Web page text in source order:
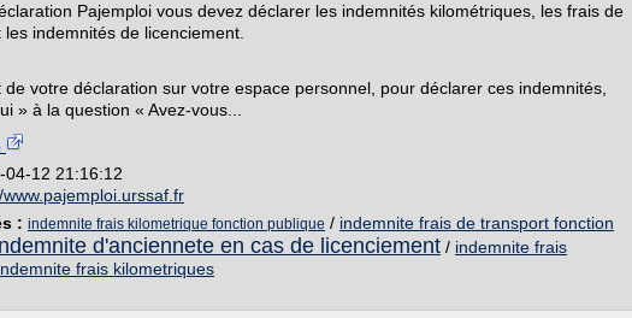
Pajemploi vous devez déclarer les indemnités kilométriques, les frais de
indemnités de licenciement.
de votre déclaration sur votre espace personnel, pour déclarer ces indemnités,
» à la question « Avez-vous...
04-12 21:16:12
www.pajemploi.urssaf.fr
: indemnite frais kilometrique fonction publique / indemnite frais de transport fonction
d'anciennete en cas de licenciement / indemnite frais
frais kilometriques